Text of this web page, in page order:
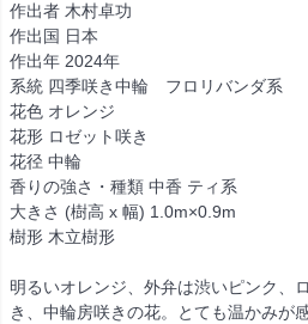
作出者 木村卓功
作出国 日本
作出年 2024年
系統 四季咲き中輪 フロリバンダ系
花色 オレンジ
花形 ロゼット咲き
花径 中輪
香りの強さ・種類 中香 ティ系
大きさ (樹高 x 幅) 1.0m×0.9m
樹形 木立樹形
明るいオレンジ、外弁は渋いピンク、
き、中輪房咲きの花。とても温かみが